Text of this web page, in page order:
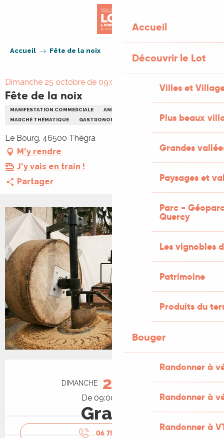
Accueil
Découvrir le Lot
Villes et
Plus beaux
Grandes
Paysages et
Parc -
Quercy
Les vignobles
Patrimoine
Produits du
Bouger
Randonner à
Randonner à
Randonner à
Accueil Fête de la noix
Dimanche 25 octobre de 09:00 à 17:30
Fête de la noix
MANIFESTATION COMMERCIALE ANIMATION LOCALE
MARCHÉ THÉMATIQUE
GASTRONOMIE
Le Bourg, 46500 Thégra
M'y rendre
J'y vais en train !
Partager
+3 PHOTOS
Ouverture et coordonnées
DIMANCHE 25 OCTOBRE
De 09:00 à 17:30
Gratuit
06 75 22 01